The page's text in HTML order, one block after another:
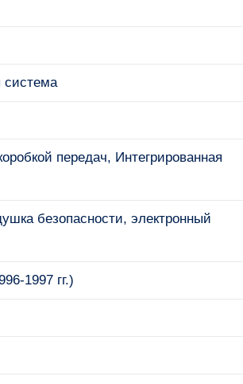
система
передач, Интегрированная
безопасности, электронный
1997 гг.)